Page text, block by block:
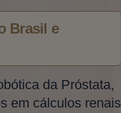
Brasil e
da Próstata,
em cálculos renais